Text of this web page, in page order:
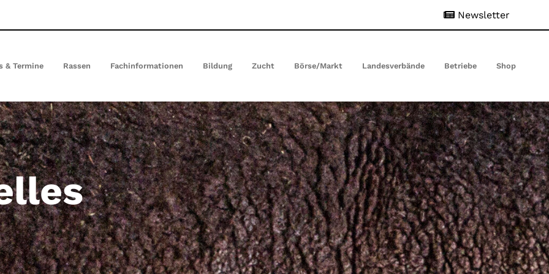
Newsletter
& Termine(current)
Rassen Fachinformationen Bildung Zucht Börse/Markt Landesverbände Betriebe Shop